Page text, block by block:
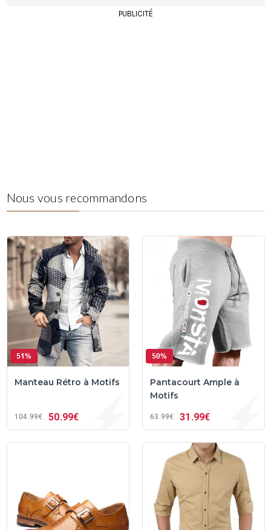
PUBLICITÉ
Nous vous recommandons
51%
Manteau Rétro à Motifs
104 99€ 50 99€
50%
Pantacourt Ample à
Motifs
63 99€ 31 99€